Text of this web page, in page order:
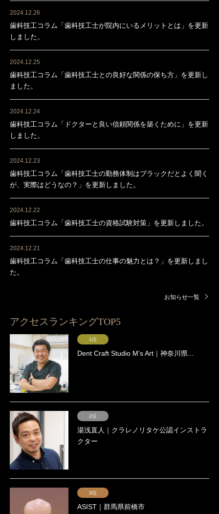
2024.12.26
歯科技工コラム「歯科技工士が院内にいるメリットとは」を更新
しました。
2024.12.25
歯科技工コラム「歯科技工士との良好な関係の保ち方」を更新し
ました。
2024.12.24
歯科技工コラム「ドクターと良い信頼関係を築くために」を更新
しました。
2024.12.23
歯科技工コラム「歯科技工士の勤務体制はブラックだとよく聞く
が、実際はどうなの？」を更新しました。
2024.12.22
歯科技工コラム「歯科技工士の資格試験対策」を更新しました。
2024.12.21
歯科技工コラム「歯科技工士の仕事の魅力とは？」を更新しまし
た。
お知らせ一覧
アクセスランキングTOP5
1位
Dent Craft Studio Mʼs Art｜神奈川県...
2位
湯浅直人｜クラレノリタケ公認インストラ
クター
3位
ASIST｜群馬県前橋市